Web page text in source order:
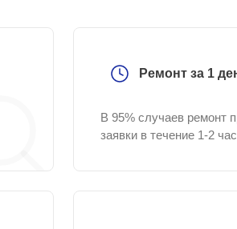
Ремонт за 1
В 95% случаев ремонт
заявки в течение 1-2